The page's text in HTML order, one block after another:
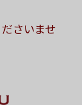
さいませ